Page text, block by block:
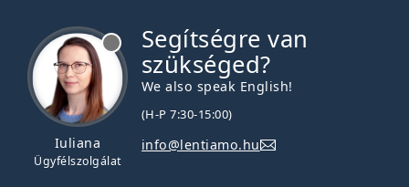
Iuliana
Ügyfélszolgálat
Segítségre van
szükséged?
We also speak English!
(H-P 7:30-15:00)
info@lentiamo.hu